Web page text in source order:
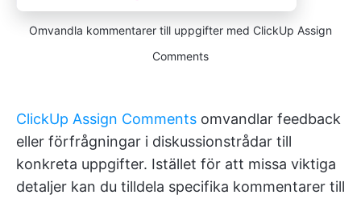
Omvandla kommentarer till uppgifter med ClickUp Assign
Comments
ClickUp Assign Comments omvandlar feedback
eller förfrågningar i diskussionstrådar till
konkreta uppgifter. Istället för att missa viktiga
detaljer kan du tilldela specifika kommentarer till